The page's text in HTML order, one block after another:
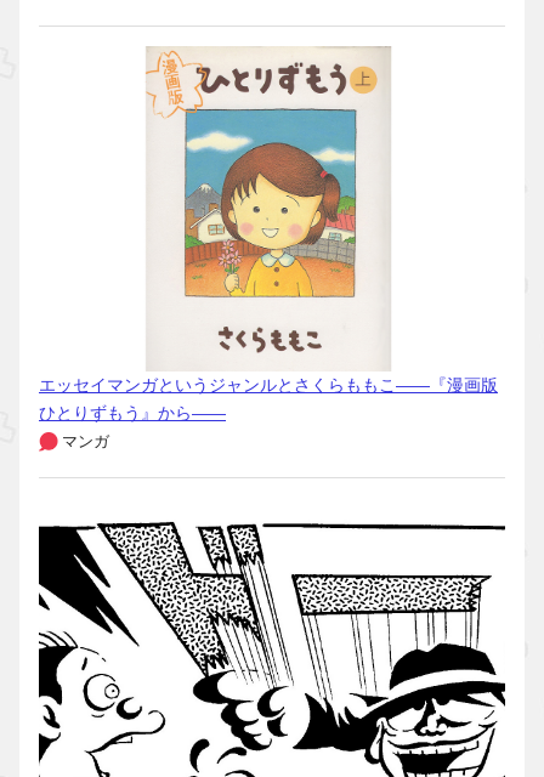
エッセイマンガというジャンルとさくらももこ――『漫画版
ひとりずもう』から――
マンガ